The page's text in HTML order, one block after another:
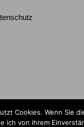
mit Marenka Leins.
Cookies. Wenn Sie
ich von ihrem